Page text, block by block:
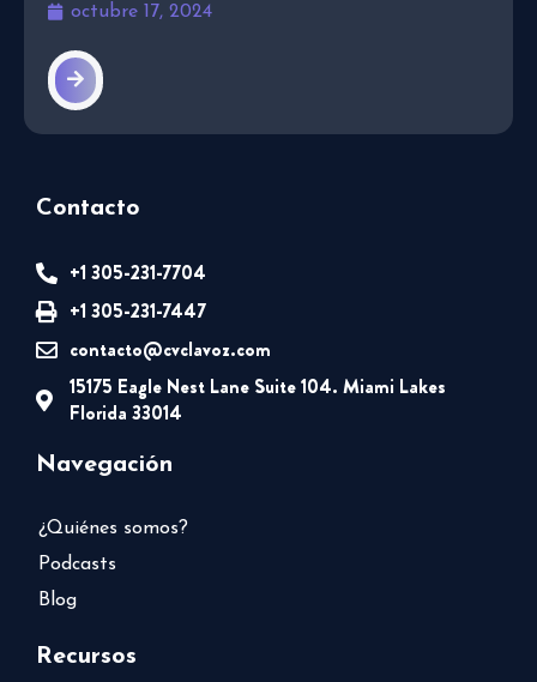
octubre 17, 2024
Contacto
+1 305-231-7704
+1 305-231-7447
contacto@cvclavoz.com
15175 Eagle Nest Lane Suite 104. Miami Lakes
Florida 33014
Navegación
¿Quiénes somos?
Podcasts
Blog
Recursos